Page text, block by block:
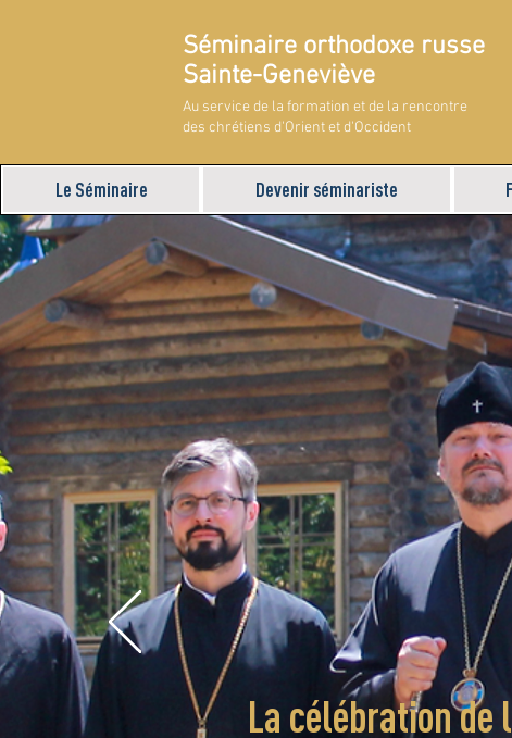
Séminaire orthodoxe russe
Sainte-Geneviève
Au service de la formation et de la rencontre
des chrétiens d'Orient et d'Occident
Le Séminaire Devenir séminariste
La célébration de